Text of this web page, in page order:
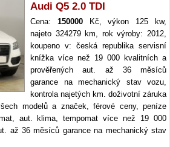
Audi Q5 2.0 TDI
Cena: 150000Kč, výkon 125 kw,
najeto 324279 km, rok výroby: 2012,
koupeno v: česká republika servisní
knížka více než 19 000 kvalitních a
prověřených aut. až 36 měsíců
garance na mechanický stav vozu,
kontrola najetých km. doživotní záruka
modelů a značek, férové ceny, peníze
aut. klima, tempomat více než 19 000
až 36 měsíců garance na mechanický stav